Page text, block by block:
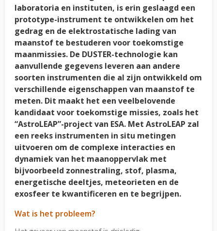
laboratoria en instituten, is erin geslaagd een
prototype-instrument te ontwikkelen om het
gedrag en de elektrostatische lading van
maanstof te bestuderen voor toekomstige
maanmissies. De DUSTER-technologie kan
aanvullende gegevens leveren aan andere
soorten instrumenten die al zijn ontwikkeld om
verschillende eigenschappen van maanstof te
meten. Dit maakt het een veelbelovende
kandidaat voor toekomstige missies, zoals het
“AstroLEAP”-project van ESA. Met AstroLEAP zal
een reeks instrumenten in situ metingen
uitvoeren om de complexe interacties en
dynamiek van het maanoppervlak met
bijvoorbeeld zonnestraling, stof, plasma,
energetische deeltjes, meteorieten en de
exosfeer te kwantificeren en te begrijpen.
Wat is het probleem?